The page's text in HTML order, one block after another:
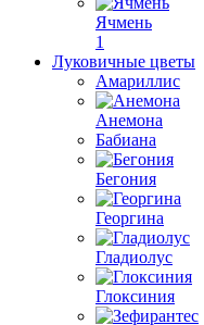
Ячмень
1
Луковичные цветы
Амариллис
Анемона
Бабиана
Бегония
Георгина
Гладиолус
Глоксиния